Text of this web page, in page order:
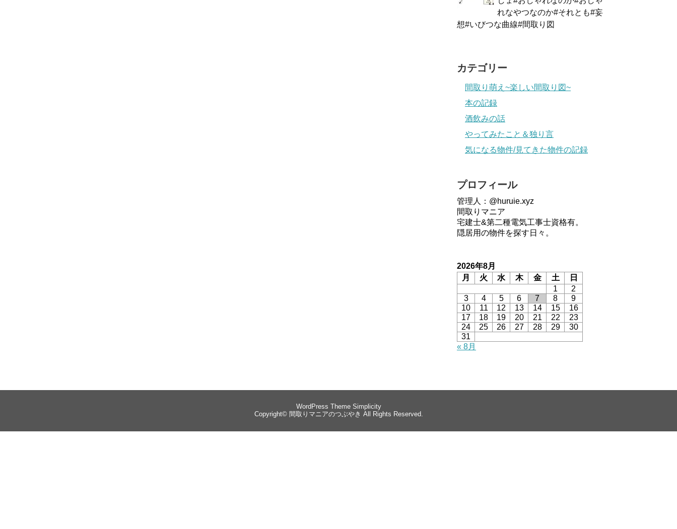
れなやつなのか#それとも#妄
想#いびつな曲線#間取り図
カテゴリー
間取り萌え~楽しい間取り図~
本の記録
酒飲みの話
やってみたこと＆独り言
気になる物件/見てきた物件の記録
プロフィール
管理人：@huruie.xyz
間取りマニア
宅建士&第二種電気工事士資格有。
隠居用の物件を探す日々。
2026年8月
月
火 水 木 金 土
日
1
2
3
4 5 6 7 8
9
10
11 12 13 14 15
16
17
18 19 20 21 22
23
24
25 26 27 28 29
30
31
« 8月
WordPress Theme Simplicity
Copyright© 間取りマニアのつぶやき All Rights Reserved.